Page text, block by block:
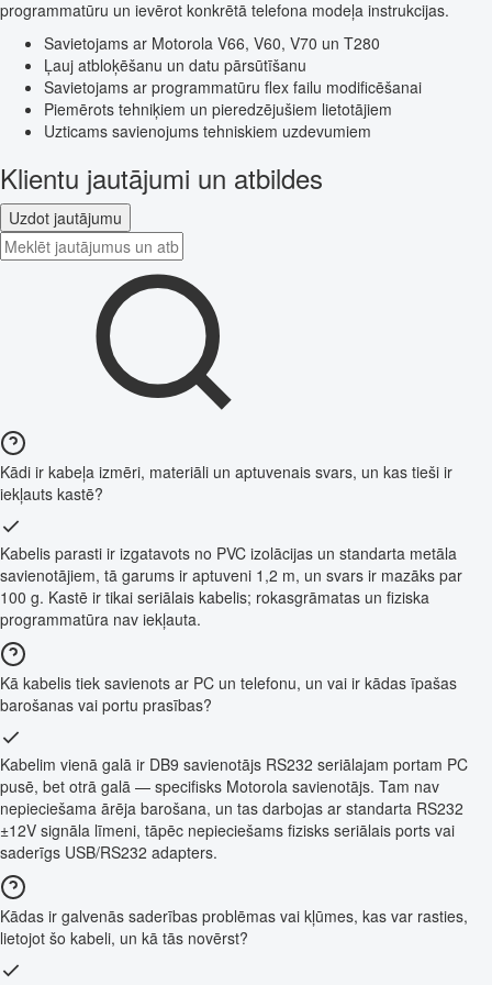
programmatūru un ievērot konkrētā telefona modeļa instrukcijas.
Savietojams ar Motorola V66, V60, V70 un T280
Ļauj atbloķēšanu un datu pārsūtīšanu
Savietojams ar programmatūru flex failu modificēšanai
Piemērots tehniķiem un pieredzējušiem lietotājiem
Uzticams savienojums tehniskiem uzdevumiem
Klientu jautājumi un atbildes
Uzdot jautājumu
Kādi ir kabeļa izmēri, materiāli un aptuvenais svars, un kas tieši ir
iekļauts kastē?
Kabelis parasti ir izgatavots no PVC izolācijas un standarta metāla
savienotājiem, tā garums ir aptuveni 1,2 m, un svars ir mazāks par
100 g. Kastē ir tikai seriālais kabelis; rokasgrāmatas un fiziska
programmatūra nav iekļauta.
Kā kabelis tiek savienots ar PC un telefonu, un vai ir kādas īpašas
barošanas vai portu prasības?
Kabelim vienā galā ir DB9 savienotājs RS232 seriālajam portam PC
pusē, bet otrā galā — specifisks Motorola savienotājs. Tam nav
nepieciešama ārēja barošana, un tas darbojas ar standarta RS232
±12V signāla līmeni, tāpēc nepieciešams fizisks seriālais ports vai
saderīgs USB/RS232 adapters.
Kādas ir galvenās saderības problēmas vai kļūmes, kas var rasties,
lietojot šo kabeli, un kā tās novērst?